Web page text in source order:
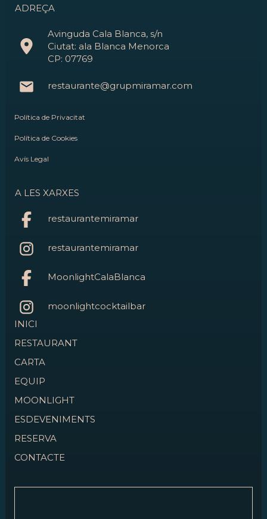
ADREÇA
Avinguda Cala Blanca, s/n
Ciutat: ala Blanca Menorca
CP: 07769
restaurante@grupmiramar.com
Política de Privacitat
Política de Cookies
Avís Legal
A LES XARXES
restaurantemiramar
restaurantemiramar
MoonlightCalaBlanca
moonlightcocktailbar
INICI
RESTAURANT
CARTA
EQUIP
MOONLIGHT
ESDEVENIMENTS
RESERVA
CONTACTE